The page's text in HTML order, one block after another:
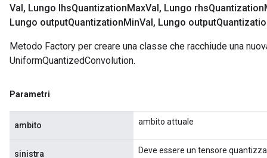
Val, Lungo lhsQuantizationMaxVal, Lungo rhsQuantization
Lungo outputQuantizationMinVal, Lungo output
Metodo Factory per creare una classe che racchiude una
UniformQuantizedConvolution.
Parametri
ambito ambito attuale
sinistra Deve essere un tensore